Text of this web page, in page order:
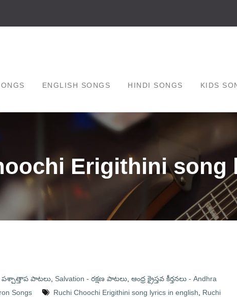
ENGLISH SONGS HINDI SONGS KIDS
Erigithini song
పశ్చాత్తాప పాటలు Salvation - రక్షణ పాటలు ఆంధ్ర క్రైస్తవ కీర్తనలు - Andhra
Songs Ruchi Choochi Erigithini song lyrics in english
Ruchi